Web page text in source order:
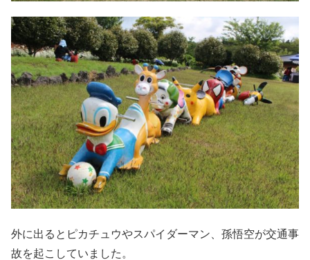
外に出るとピカチュウやスパイダーマン、孫悟空が交通事
故を起こしていました。